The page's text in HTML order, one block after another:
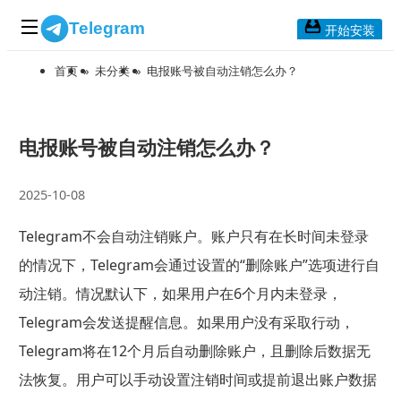
Telegram
应用下载
Telegram Mac版
Telegram安卓版
Telegram Web版
开始安装
首页 » 未分类 » 电报账号被自动注销怎么办？
电报账号被自动注销怎么办？
2025-10-08
Telegram不会自动注销账户。账户只有在长时间未登录
的情况下，Telegram会通过设置的“删除账户”选项进行自
动注销。情况默认下，如果用户在6个月内未登录，
Telegram会发送提醒信息。如果用户没有采取行动，
Telegram将在12个月后自动删除账户，且删除后数据无
法恢复。用户可以手动设置注销时间或提前退出账户数据